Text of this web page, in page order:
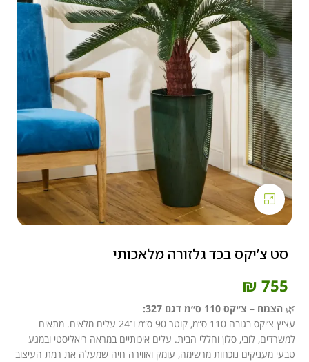
Click to enlarge
סט צ’יקס בכד גלזורה מלאכותי
₪ 755
🌿 הצמח – צ׳יקס 110 ס״מ דגם 327:
עציץ צ’יקס בגובה 110 ס”מ, קוטר 90 ס”מ ו־24 עלים מלאים. מתאים
למשרדים, לובי, סלון וחללי הבית. עלים איכותיים במראה ריאליסטי ובמגע
טבעי מעניקים נוכחות מרשימה, עומק ואווירה חיה שמעלה את רמת העיצוב